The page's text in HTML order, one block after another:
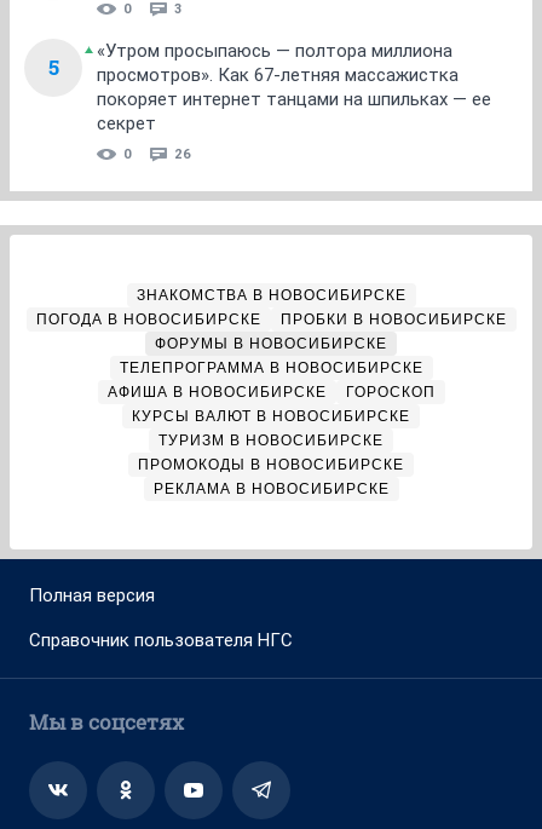
0 3
5
«Утром просыпаюсь — полтора миллиона
просмотров». Как 67-летняя массажистка
покоряет интернет танцами на шпильках — ее
секрет
0 26
ЗНАКОМСТВА В НОВОСИБИРСКЕ
ПОГОДА В НОВОСИБИРСКЕ
ПРОБКИ В НОВОСИБИРСКЕ
ФОРУМЫ В НОВОСИБИРСКЕ
ТЕЛЕПРОГРАММА В НОВОСИБИРСКЕ
АФИША В НОВОСИБИРСКЕ
ГОРОСКОП
КУРСЫ ВАЛЮТ В НОВОСИБИРСКЕ
ТУРИЗМ В НОВОСИБИРСКЕ
ПРОМОКОДЫ В НОВОСИБИРСКЕ
РЕКЛАМА В НОВОСИБИРСКЕ
Полная версия
Справочник пользователя НГС
Мы в соцсетях